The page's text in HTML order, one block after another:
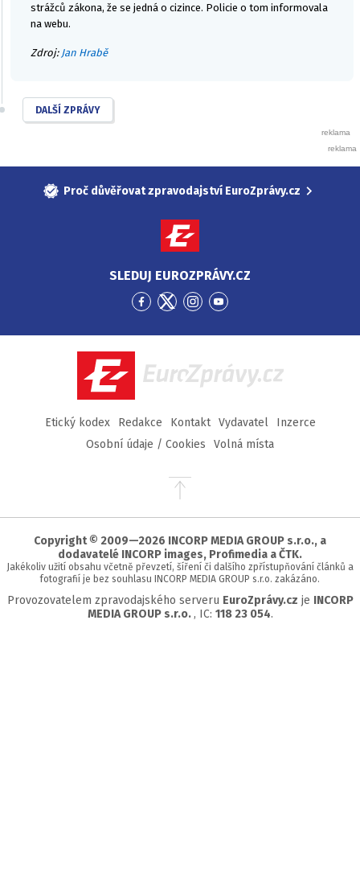
strážců zákona, že se jedná o cizince. Policie o tom informovala
na webu.
Zdroj: Jan Hrabě
DALŠÍ ZPRÁVY
Proč důvěřovat zpravodajství EuroZprávy.cz
SLEDUJ EUROZPRÁVY.CZ
Přejít
Facebook
Přejít
Twitter
Přejít
Instagram
Přejít
YouTube
EuroZprávy.cz
Etický kodex Redakce Kontakt Vydavatel
Inzerce
Osobní údaje / Cookies
Volná místa
Přejít
stránky
Copyright © 2009—2026 INCORP MEDIA GROUP s.r.o., a
dodavatelé INCORP images, Profimedia a ČTK.
Jakékoliv užití obsahu včetně převzetí, šíření či dalšího zpřístupňování článků a
fotografií je bez souhlasu INCORP MEDIA GROUP s.r.o. zakázáno.
Provozovatelem zpravodajského serveru EuroZprávy.cz je INCORP
MEDIA GROUP s.r.o. , IC: 118 23 054.